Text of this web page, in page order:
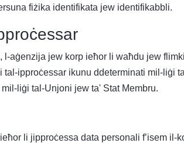
fiżika identifikata jew identifikabbli.
aġenzija jew korp ieħor li waħdu jew
ipproċessar ikunu ddeterminati mil-liġi
liġi tal-Unjoni jew ta' Stat Membru.
li jipproċessa data personali f’isem il-